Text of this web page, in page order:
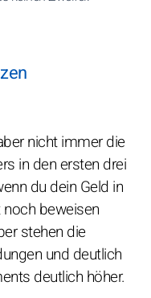
nicht immer die
in den ersten drei
du dein Geld in
beweisen
stehen die
und deutlich
deutlich höher.